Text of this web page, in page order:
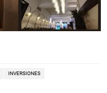
INVERSIONES